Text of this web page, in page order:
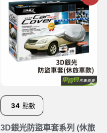
34 點數
3D銀光防盜車套系列 (休旅